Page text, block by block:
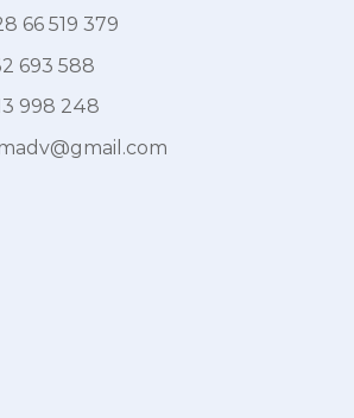
66 519 379
693 588
998 248